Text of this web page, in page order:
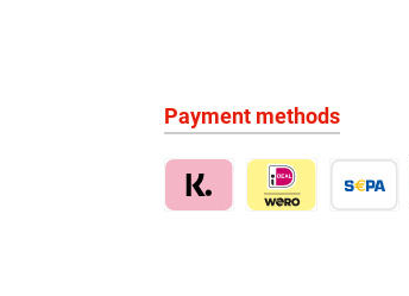
Payment methods